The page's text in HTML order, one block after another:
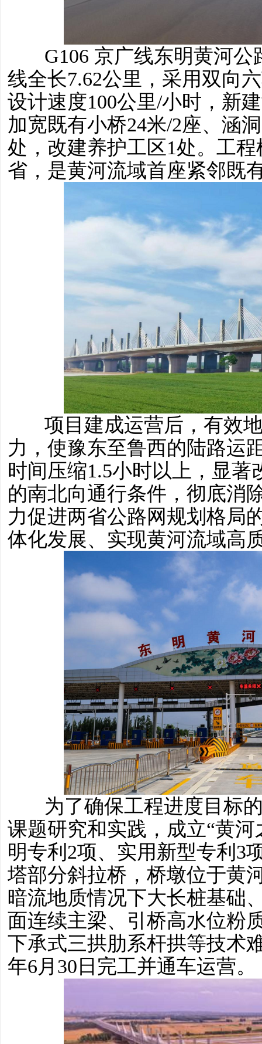
G106 京广线东明黄河
线全长7.62公里，采用双向
设计速度100公里/小时，新
加宽既有小桥24米/2座、涵
处，改建养护工区1处。工
省，是黄河流域首座紧邻既
项目建成运营后，有效
力，使豫东至鲁西的陆路运
时间压缩1.5小时以上，显
的南北向通行条件，彻底消
力促进两省公路网规划格局
体化发展、实现黄河流域高
为了确保工程进度目标
课题研究和实践，成立“黄
明专利2项、实用新型专利3
塔部分斜拉桥，桥墩位于黄
暗流地质情况下大长桩基础
面连续主梁、引桥高水位粉
下承式三拱肋系杆拱等技术
年6月30日完工并通车运营。